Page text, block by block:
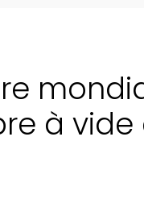
à vide